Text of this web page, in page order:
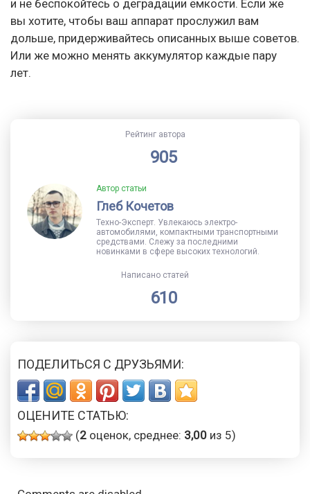
и не беспокойтесь о деградации ёмкости. Если же
вы хотите, чтобы ваш аппарат прослужил вам
дольше, придерживайтесь описанных выше советов.
Или же можно менять аккумулятор каждые пару
лет.
Рейтинг автора
905
Автор статьи
Глеб Кочетов
Техно-Эксперт. Увлекаюсь электро-
автомобилями, компактными транспортными
средствами. Слежу за последними
новинками в сфере высоких технологий.
Написано статей
610
ПОДЕЛИТЬСЯ С ДРУЗЬЯМИ:
ОЦЕНИТЕ СТАТЬЮ:
(2 оценок, среднее: 3,00 из 5)